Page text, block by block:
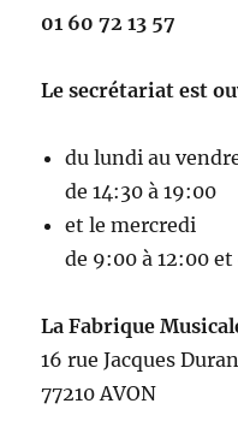
01 60 72 13 57
Le secrétariat est
du lundi au
de 14:30 à 19:00
et le mercredi
de 9:00 à 12:00 et
La Fabrique
16 rue Jacques
77210 AVON